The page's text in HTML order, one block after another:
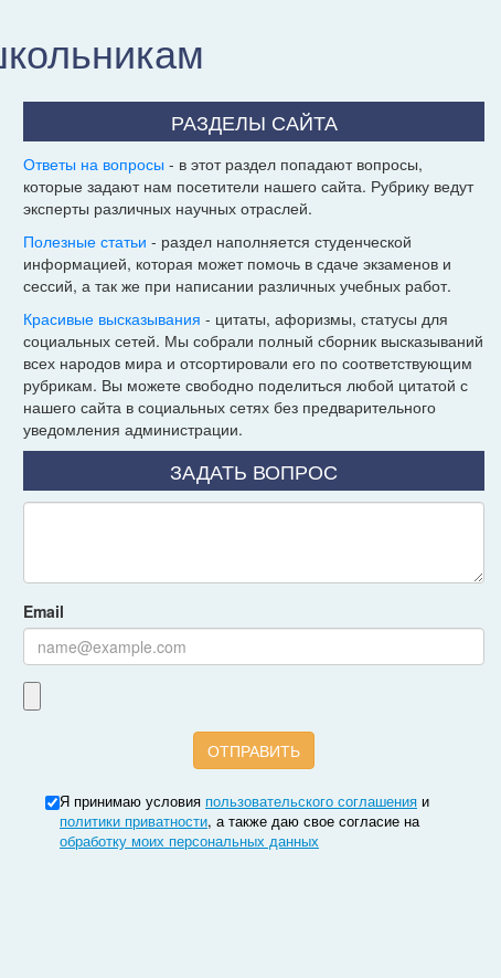
РАЗДЕЛЫ САЙТА
Ответы на вопросы - в этот раздел попадают вопросы,
которые задают нам посетители нашего сайта. Рубрику ведут
эксперты различных научных отраслей.
Полезные статьи - раздел наполняется студенческой
информацией, которая может помочь в сдаче экзаменов и
сессий, а так же при написании различных учебных работ.
Красивые высказывания - цитаты, афоризмы, статусы для
социальных сетей. Мы собрали полный сборник высказываний
всех народов мира и отсортировали его по соответствующим
рубрикам. Вы можете свободно поделиться любой цитатой с
нашего сайта в социальных сетях без предварительного
уведомления администрации.
ЗАДАТЬ ВОПРОС
Email
Я принимаю условия пользовательского соглашения и
политики приватности, а также даю свое согласие на
обработку моих персональных данных